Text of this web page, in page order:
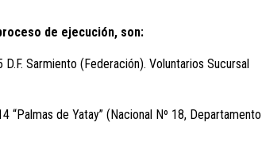
de ejecución, son:
Sarmiento (Federación). Voluntarios Sucursal
de Yatay” (Nacional Nº 18, Departamento